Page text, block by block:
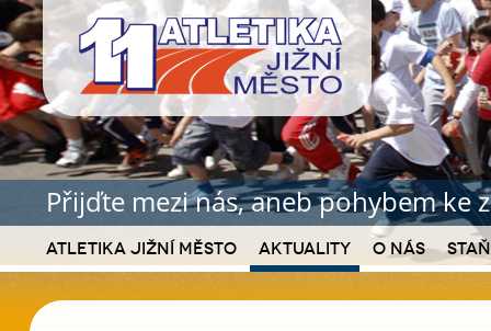
Přijďte mezi nás, aneb pohybem ke
Atletika Jižní Město Aktuality O nás